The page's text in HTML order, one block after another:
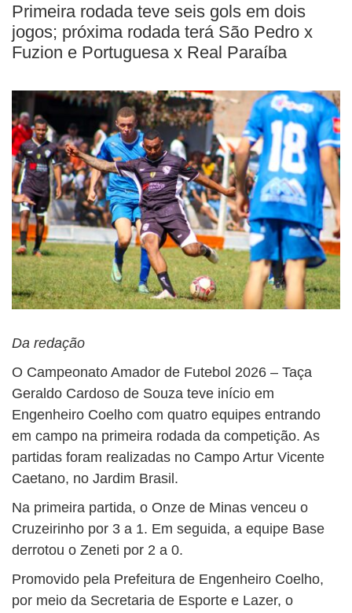
Primeira rodada teve seis gols em dois
jogos; próxima rodada terá São Pedro x
Fuzion e Portuguesa x Real Paraíba
Da redação
O Campeonato Amador de Futebol 2026 – Taça
Geraldo Cardoso de Souza teve início em
Engenheiro Coelho com quatro equipes entrando
em campo na primeira rodada da competição. As
partidas foram realizadas no Campo Artur Vicente
Caetano, no Jardim Brasil.
Na primeira partida, o Onze de Minas venceu o
Cruzeirinho por 3 a 1. Em seguida, a equipe Base
derrotou o Zeneti por 2 a 0.
Promovido pela Prefeitura de Engenheiro Coelho,
por meio da Secretaria de Esporte e Lazer, o